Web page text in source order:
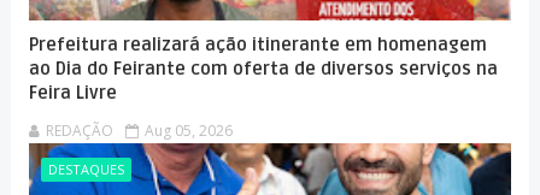
Prefeitura realizará ação itinerante em homenagem
ao Dia do Feirante com oferta de diversos serviços na
Feira Livre
REDAÇÃO Aug 05, 2026
DESTAQUES